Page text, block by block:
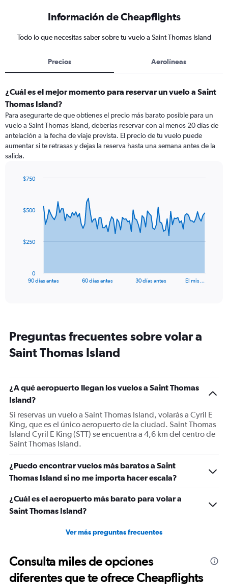
Información de Cheapflights
Todo lo que necesitas saber sobre tu vuelo a Saint Thomas Island
Precios Aerolíneas
¿Cuál es el mejor momento para reservar un vuelo a Saint
Thomas Island?
Para asegurarte de que obtienes el precio más barato posible para un
vuelo a Saint Thomas Island, deberías reservar con al menos 20 días de
antelación a la fecha de viaje prevista. El precio de tu vuelo puede
aumentar si te retrasas y dejas la reserva hasta una semana antes de la
salida.
data
The
categories.
The
chart
1
Y
axis
displaying
values.
Range:
0
to
750.
90 días antes 60 días antes 30 días antes El mis…
0
$250
$500
$750
Preguntas frecuentes sobre volar a
Saint Thomas Island
¿A qué aeropuerto llegan los vuelos a Saint Thomas
Island?
Si reservas un vuelo a Saint Thomas Island, volarás a Cyril E
King, que es el único aeropuerto de la ciudad. Saint Thomas
Island Cyril E King (STT) se encuentra a 4,6 km del centro de
Saint Thomas Island.
¿Puedo encontrar vuelos más baratos a Saint
Thomas Island si no me importa hacer escala?
¿Cuál es el aeropuerto más barato para volar a
Saint Thomas Island?
Ver más preguntas frecuentes
Consulta miles de opciones
diferentes que te ofrece Cheapflights